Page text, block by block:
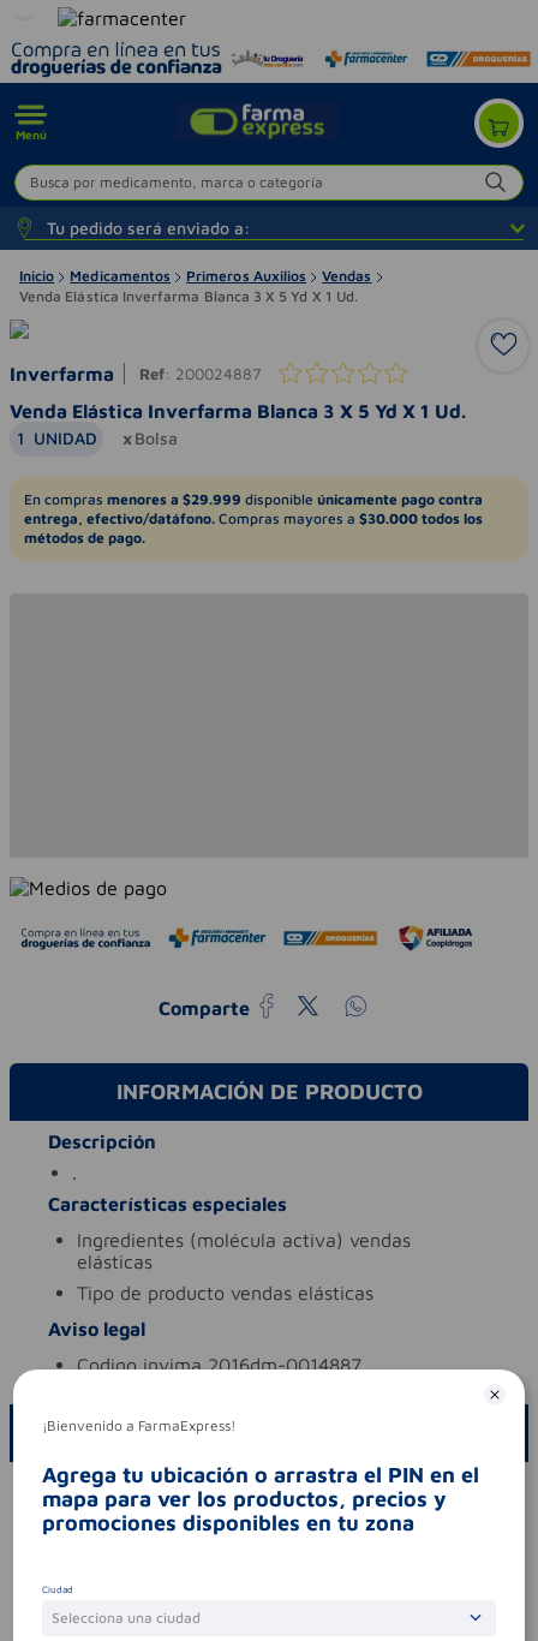
Menú
Busca por medicamento, marca o categoría
Tu pedido será enviado a:
Inicio Medicamentos Primeros Auxilios
Vendas
Venda Elástica Inverfarma Blanca 3 X 5 Yd X 1 Ud.
Inverfarma Ref: 200024887
Venda Elástica Inverfarma Blanca 3 X 5 Yd X 1 Ud.
1 UNIDAD Bolsa
En compras menores a $29.999 disponible únicamente pago contra
entrega, efectivo/datáfono. Compras mayores a $30.000 todos los
métodos de pago.
Comparte
INFORMACIÓN DE PRODUCTO
Descripción
.
Características especiales
ingredientes (molécula activa) vendas
elásticas
tipo de producto vendas elásticas
Aviso legal
codigo invima 2016dm-0014887
ESCRIBE UN COMENTARIO
Por favor, inicie sesión para escribir un comentario
Sin comentarios.
¡Bienvenido a FarmaExpress!
Agrega tu ubicación o arrastra el PIN en el
mapa para ver los productos, precios y
promociones disponibles en tu zona
Ciudad
Selecciona una ciudad